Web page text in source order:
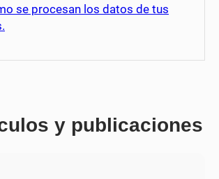
se procesan los datos de tus
y publicaciones